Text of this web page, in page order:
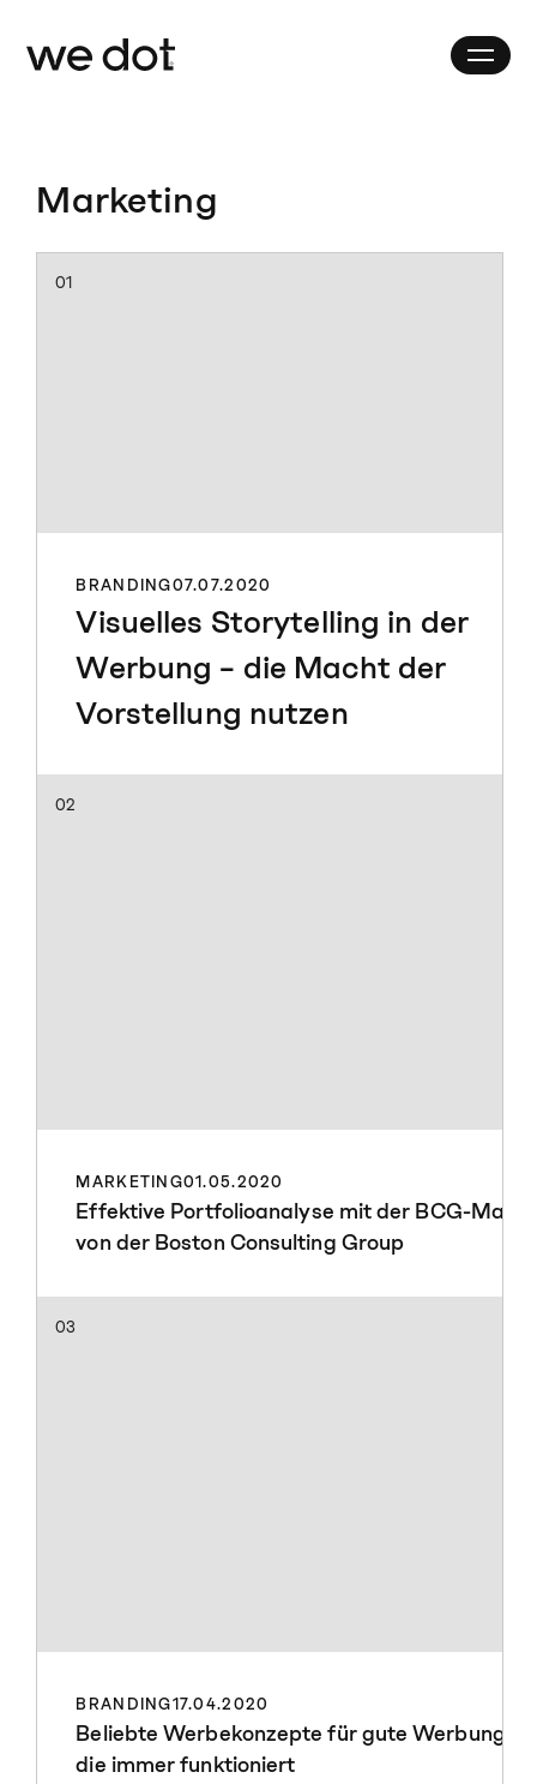
Marketing
01
BRANDING07.07.2020
Visuelles Storytelling in der
Werbung – die Macht der
Vorstellung nutzen
02
MARKETING01.05.2020
Effektive Portfolioanalyse mit der BCG-Matrix
von der Boston Consulting Group
03
BRANDING17.04.2020
Beliebte Werbekonzepte für gute Werbung
die immer funktioniert